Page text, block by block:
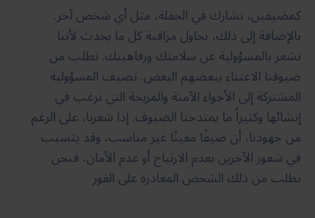
كمضيفين، نشارك في الحفلة، مثل أي شخص آخر.
بالإضافة إلى ذلك، نحاول مراقبة كل ما يحدث لأننا
نشعر بالمسؤولية عن سلامتك ورفاهيتك. نطلب من
ضيوفنا الاعتناء ببعضهم البعض. تضيف المسؤولية
المشتركة إلى الأجواء الآمنة والمريحة التي نرغب في
إنشائها وكثيراً ما يمتدحنا الضيوف. إذا شعرنا، على الرغم
من جهودنا، أن ضيفًا معينًا غير مناسب، وقد يتسبب
في شعور الآخرين بعدم الارتياح أو عدم الأمان، فنحن
نطلب من ذلك الشخص المغادرة على الفور